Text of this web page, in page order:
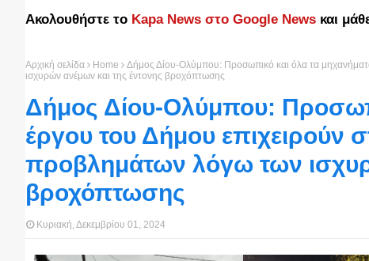
Ακολουθήστε το Kapa News στο Google News και
Αρχική σελίδα Home
Δήμος Δίου-Ολύμπου: Προσωπικό και όλα τα
ισχυρών ανέμων και της έντονης βροχόπτωσης
Δήμος Δίου-Ολύμπου:
έργου του Δήμου επιχειρούν
προβλημάτων λόγω των
βροχόπτωσης
Κυριακή, Δεκεμβρίου 01, 2024